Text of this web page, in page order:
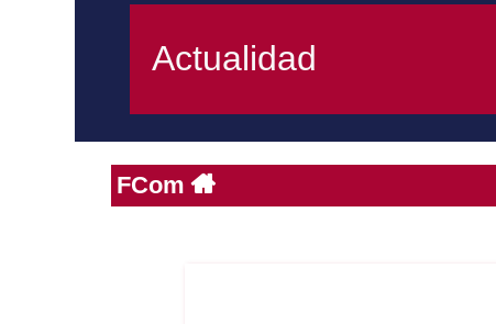
Actualidad
FCom